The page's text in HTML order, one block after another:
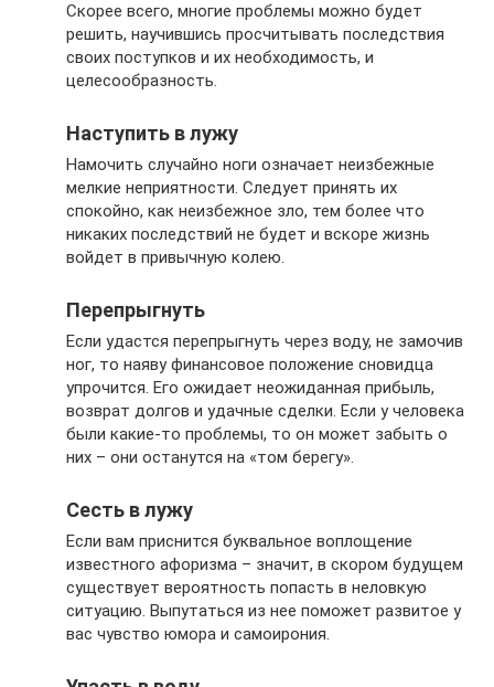
Скорее всего, многие проблемы можно будет
решить, научившись просчитывать последствия
своих поступков и их необходимость, и
целесообразность.
Наступить в лужу
Намочить случайно ноги означает неизбежные
мелкие неприятности. Следует принять их
спокойно, как неизбежное зло, тем более что
никаких последствий не будет и вскоре жизнь
войдет в привычную колею.
Перепрыгнуть
Если удастся перепрыгнуть через воду, не замочив
ног, то наяву финансовое положение сновидца
упрочится. Его ожидает неожиданная прибыль,
возврат долгов и удачные сделки. Если у человека
были какие-то проблемы, то он может забыть о
них – они останутся на «том берегу».
Сесть в лужу
Если вам приснится буквальное воплощение
известного афоризма – значит, в скором будущем
существует вероятность попасть в неловкую
ситуацию. Выпутаться из нее поможет развитое у
вас чувство юмора и самоирония.